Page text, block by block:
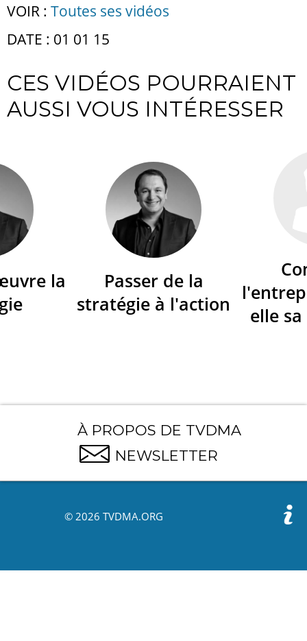
VOIR : Toutes ses vidéos
DATE : 01 01 15
CES VIDÉOS POURRAIENT
AUSSI VOUS INTÉRESSER
la
Passer de la
stratégie à l'action
elle
À PROPOS DE TVDMA
NEWSLETTER
© 2026 TVDMA.ORG